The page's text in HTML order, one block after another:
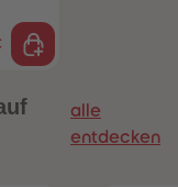
alle
entdecken